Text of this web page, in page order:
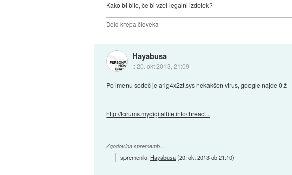
Kako bi bilo, če bi vzel legalni izdelek?
Delo krepa človeka
Hayabusa
::20. okt 2013, 21:09
Po imenu sodeč je a1g4x2zt.sys nekakšen virus, google najde 0.ž
http://forums.mydigitallife.info/thread...
Zgodovina sprememb…
spremenilo: Hayabusa(20. okt 2013 ob 21:10)